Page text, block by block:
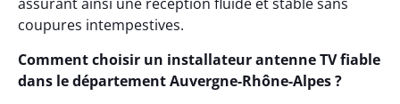
coupures intempestives.
Comment choisir un installateur antenne TV fiable
dans le département Auvergne-Rhône-Alpes ?